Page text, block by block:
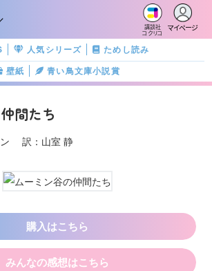
講談社
コクリコ
マイページ
人気シリーズ
ためし読み
壁紙
青い鳥文庫小説賞
間たち
ン 訳：山室 静
購入はこちら
みんなの感想はこちら